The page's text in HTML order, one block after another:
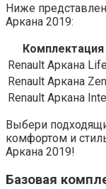
Ниже
Аркана 2019:
Комплектация
Renault Аркана Life
Renault Аркана Zen
Renault Аркана
Выбери
комфортом и
Аркана 2019!
Базовая